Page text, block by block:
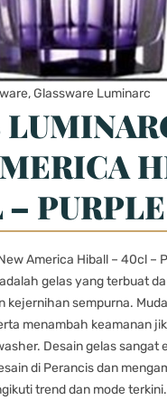
,Glassware Luminarc
PURPLE
America Hiball – 40cl –
gelas yang terbuat
kejernihan sempurna.
menambah keamanan
Desain gelas sangat
di Perancis dan
trend dan mode